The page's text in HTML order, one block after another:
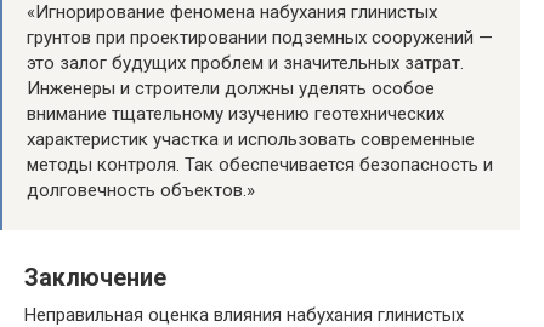
«Игнорирование феномена набухания глинистых
грунтов при проектировании подземных сооружений —
это залог будущих проблем и значительных затрат.
Инженеры и строители должны уделять особое
внимание тщательному изучению геотехнических
характеристик участка и использовать современные
методы контроля. Так обеспечивается безопасность и
долговечность объектов.»
Заключение
Неправильная оценка влияния набухания глинистых